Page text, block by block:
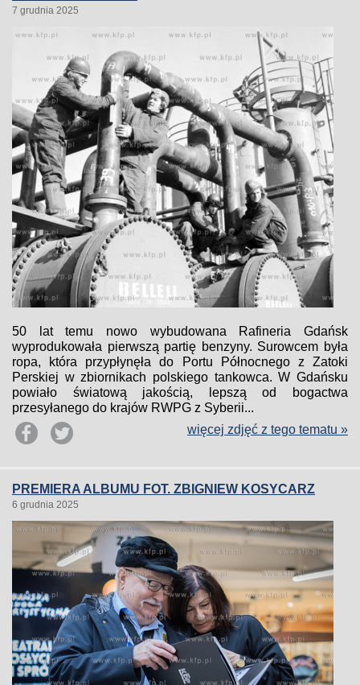
7 grudnia 2025
50 lat temu nowo wybudowana Rafineria Gdańsk
wyprodukowała pierwszą partię benzyny. Surowcem była
ropa, która przypłynęła do Portu Północnego z Zatoki
Perskiej w zbiornikach polskiego tankowca. W Gdańsku
powiało światową jakością, lepszą od bogactwa
przesyłanego do krajów RWPG z Syberii...
więcej zdjęć z tego tematu »
PREMIERA ALBUMU FOT. ZBIGNIEW KOSYCARZ
6 grudnia 2025